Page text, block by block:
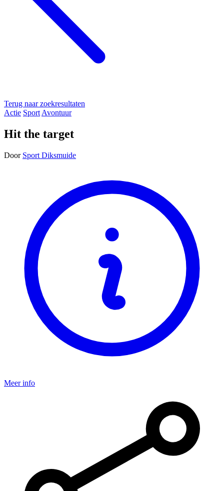
Terug naar zoekresultaten
Actie Sport Avontuur
Hit the target
Door Sport Diksmuide
Meer info